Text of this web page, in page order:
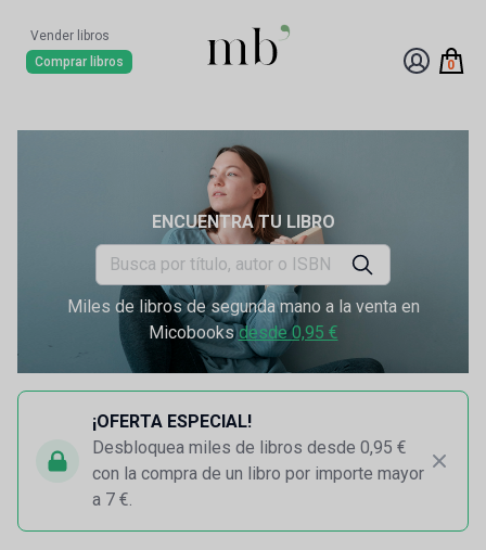
Vender libros
Comprar libros
0
ENCUENTRA TU LIBRO
Miles de libros de segunda mano a la venta en
Micobooksdesde 0,95 €
¡OFERTA ESPECIAL!
Desbloquea miles de libros desde 0,95 €
con la compra de un libro por importe mayor
a 7 €.